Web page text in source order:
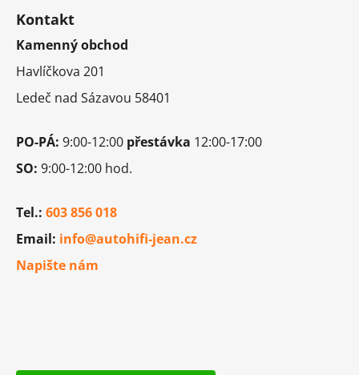
Kontakt
Kamenný obchod
Havlíčkova 201
Ledeč nad Sázavou 58401
PO-PÁ: 9:00-12:00 přestávka 12:00-17:00
SO: 9:00-12:00 hod.
Tel.: 603 856 018
Email: info@autohifi-jean.cz
Napište nám